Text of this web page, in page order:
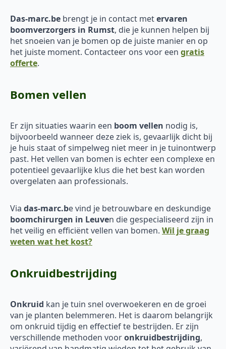
Das-marc.be brengt je in contact metervaren
boomverzorgers in Rumst, die je kunnen helpen bij
het snoeien van je bomen op de juiste manier en op
het juiste moment. Contacteer ons voor een gratis
offerte.
Bomen vellen
Er zijn situaties waarin een boom vellen nodig is,
bijvoorbeeld wanneer deze ziek is, gevaarlijk dicht bij
je huis staat of simpelweg niet meer in je tuinontwerp
past. Het vellen van bomen is echter een complexe en
potentieel gevaarlijke klus die het best kan worden
overgelaten aan professionals.
Via das-marc.be vind je betrouwbare en deskundige
boomchirurgen in Leuven die gespecialiseerd zijn in
het veilig en efficiënt vellen van bomen. Wil je graag
weten wat het kost?
Onkruidbestrijding
Onkruid kan je tuin snel overwoekeren en de groei
van je planten belemmeren. Het is daarom belangrijk
om onkruid tijdig en effectief te bestrijden. Er zijn
verschillende methoden vooronkruidbestrijding,